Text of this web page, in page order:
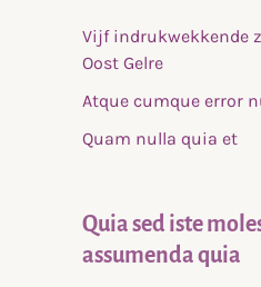
Vijf indrukwekkende
Oost Gelre
Atque cumque error
Quam nulla quia et
Quia sed iste
assumenda quia